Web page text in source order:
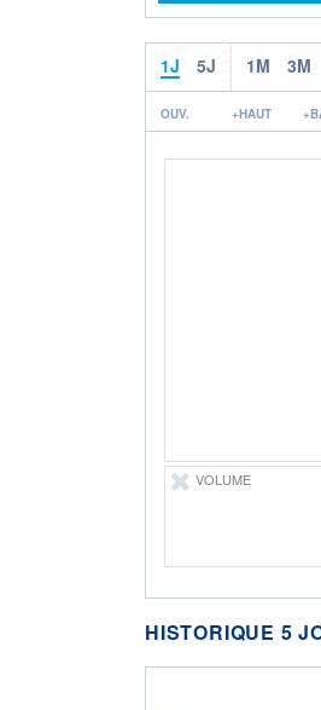
1J 5J 1M 3M
OUV. +HAUT
VOLUME
HISTORIQUE 5